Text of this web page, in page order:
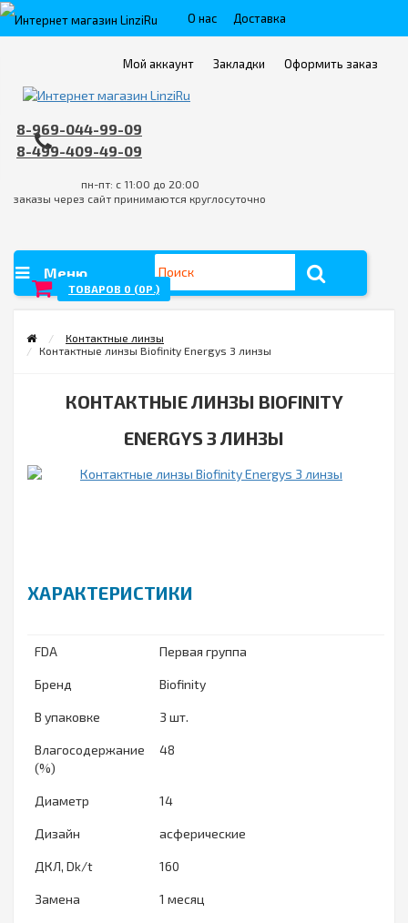
О нас Доставка
Оплата
Мой аккаунт Закладки Оформить заказ
8-969-044-99-09
8-499-409-49-09
пн-пт: с 11:00 до 20:00
заказы через сайт принимаются круглосуточно
ТОВАРОВ 0 (0Р.)
Меню
Контактные линзы
Контактные линзы Biofinity Energys 3 линзы
КОНТАКТНЫЕ ЛИНЗЫ BIOFINITY
ENERGYS 3 ЛИНЗЫ
ХАРАКТЕРИСТИКИ
FDA Первая группа
Бренд Biofinity
В упаковке 3 шт.
Влагосодержание
(%)
48
Диаметр 14
Дизайн асферические
ДКЛ, Dk/t 160
Замена 1 месяц